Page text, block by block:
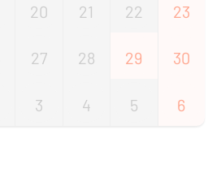
20 21 22 23
27 28 29 30
3 4 5 6